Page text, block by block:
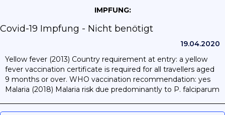
IMPFUNG:
Covid-19 Impfung - Nicht benötigt
19.04.2020
Yellow fever (2013) Country requirement at entry: a yellow
fever vaccination certificate is required for all travellers aged
9 months or over. WHO vaccination recommendation: yes
Malaria (2018) Malaria risk due predominantly to P. falciparum
recommended prevention: C